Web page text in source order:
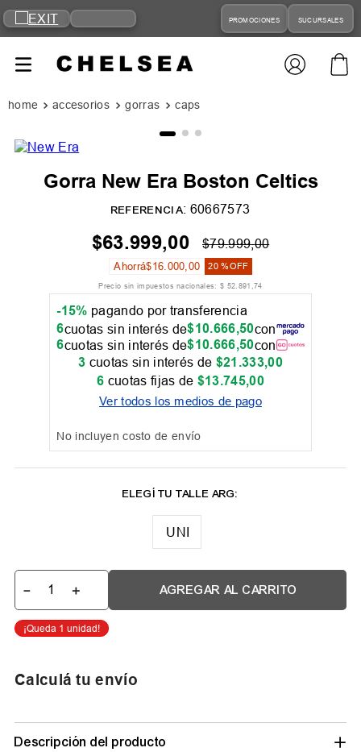
PROMOCIONES SUCURSALES
accesorios gorras caps
Gorra New Era Boston Celtics
REFERENCIA: 60667573
$63.999,00 $79.999,00
Ahorrá$16.000,00 20 %OFF
Precio sin impuestos nacionales: $ 52.891,74
-15% pagando por transferencia
6cuotas sin interés de$10.666,50con
6cuotas sin interés de$10.666,50con
3 cuotas sin interés de $21 .333,00
6 cuotas fijas de $13.745,00
Ver todos los medios de pago
No incluyen costo de envío
UNI
＋
－ AGREGAR AL CARRITO
Calculá tu envío
Descripción del producto